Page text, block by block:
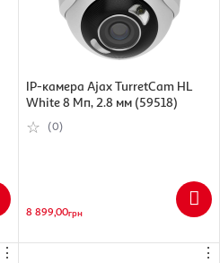
IP-камера Ajax TurretCam HL
White 8 Мп, 2.8 мм (59518)
(0)
8 899,00грн
⋮ ⋮